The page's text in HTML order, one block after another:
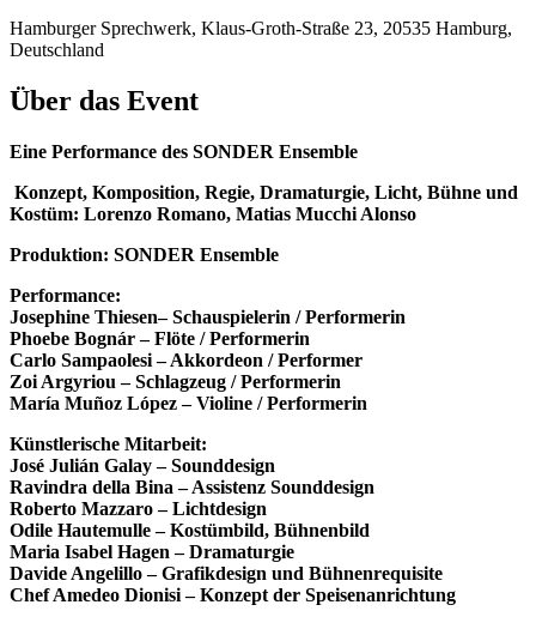
Hamburger Sprechwerk, Klaus-Groth-Straße 23, 20535 Hamburg,
Deutschland
Über das Event
Eine Performance des SONDER Ensemble
Konzept, Komposition, Regie, Dramaturgie, Licht, Bühne und
Kostüm: Lorenzo Romano, Matias Mucchi Alonso
Produktion: SONDER Ensemble
Performance:
Josephine Thiesen– Schauspielerin / Performerin
Phoebe Bognár – Flöte / Performerin
Carlo Sampaolesi – Akkordeon / Performer
Zoi Argyriou – Schlagzeug / Performerin
María Muñoz López – Violine / Performerin
Künstlerische Mitarbeit:
José Julián Galay – Sounddesign
Ravindra della Bina – Assistenz Sounddesign
Roberto Mazzaro – Lichtdesign
Odile Hautemulle – Kostümbild, Bühnenbild
Maria Isabel Hagen – Dramaturgie
Davide Angelillo – Grafikdesign und Bühnenrequisite
Chef Amedeo Dionisi – Konzept der Speisenanrichtung